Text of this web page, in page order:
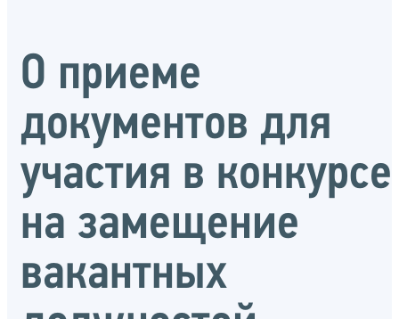
О приеме
документов для
участия в конкурсе
на замещение
вакантных